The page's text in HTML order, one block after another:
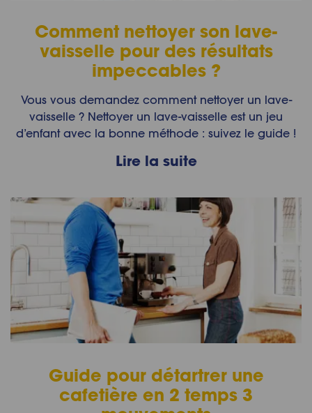
Comment nettoyer son lave-
vaisselle pour des résultats
impeccables ?
Vous vous demandez comment nettoyer un lave-
vaisselle ? Nettoyer un lave-vaisselle est un jeu
d’enfant avec la bonne méthode : suivez le guide !
Lire la suite
Guide pour détartrer une
cafetière en 2 temps 3